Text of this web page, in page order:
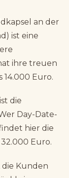
an der
ist eine
ihre treuen
14.000 Euro.
die
Day-Date-
hier die
Euro.
die Kunden